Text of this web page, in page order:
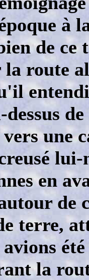
à
de
la route
une
lui-
en
de
terre,
la